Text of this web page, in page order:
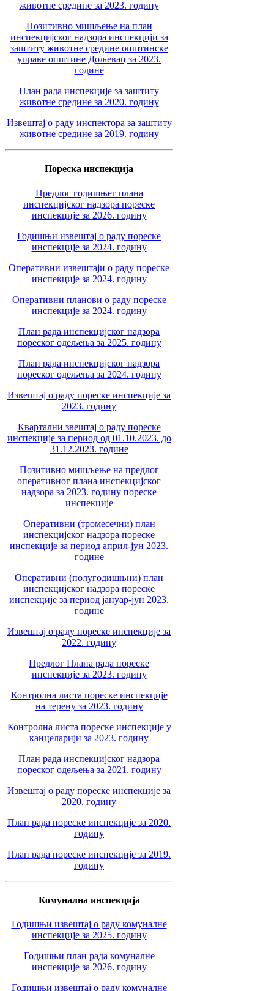
животне средине за 2023. годину
Позитивно мишљење на план
инспекцијског надзора инспекцији за
заштиту животне средине општинске
управе општине Дољевац за 2023.
године
План рада инспекције за заштиту
животне средине за 2020. годину
Извештај о раду инспектора за заштиту
животне средине за 2019. годину
Пореска инспекција
Предлог годишњег плана
инспекцијског надзора пореске
инспекције за 2026. годину
Годишњи извештај о раду пореске
инспекције за 2024. годину
Оперативни извештаји о раду пореске
инспекције за 2024. годину
Оперативни планови о раду пореске
инспекције за 2024. годину
План рада инспекцијског надзора
пореског одељења за 2025. годину
План рада инспекцијског надзора
пореског одељења за 2024. годину
Извештај о раду пореске инспекције за
2023. годину
Квартални звештај о раду пореске
инспекције за период од 01.10.2023. до
31.12.2023. године
Позитивно мишљење на предлог
оперативног плана инспекцијског
надзора за 2023. годину пореске
инспекције
Оперативни (тромесечни) план
инспекцијског надзора пореске
инспекције за период април-јун 2023.
године
Оперативни (полугодишњни) план
инспекцијског надзора пореске
инспекције за период јануар-јун 2023.
године
Извештај о раду пореске инспекције за
2022. годину
Предлог Плана рада пореске
инспекције за 2023. годину
Контролна листа пореске инспекције
на терену за 2023. годину
Контролна листа пореске инспекције у
канцеларији за 2023. годину
План рада инспекцијског надзора
пореског одељења за 2021. годину
Извештај о раду пореске инспекције за
2020. годину
План рада пореске инспекције за 2020.
годину
План рада пореске инспекције за 2019.
годину
Комунална инспекција
Годишњи извештај о раду комуналне
инспекције за 2025. годину
Годишњи план рада комуналне
инспекције за 2026. годину
Годишњи извештај о раду комуналне